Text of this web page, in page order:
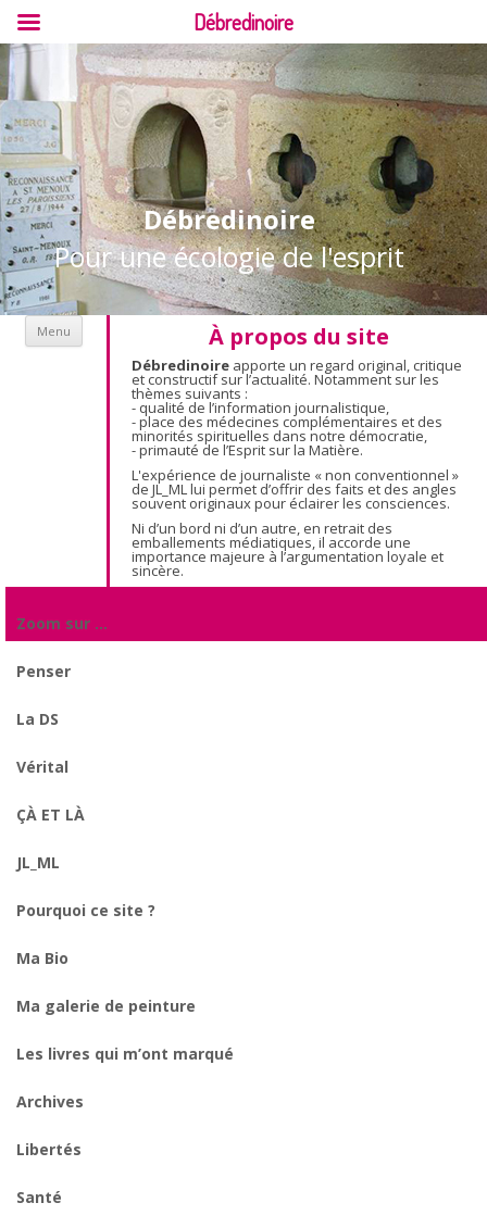
Débredinoire
Pour une écologie de l'esprit
À propos du site
Débredinoire apporte un regard original, critique
et constructif sur l’actualité. Notamment sur les
thèmes suivants :
- qualité de l’information journalistique,
- place des médecines complémentaires et des
minorités spirituelles dans notre démocratie,
- primauté de l’Esprit sur la Matière.
L'expérience de journaliste « non conventionnel »
de JL_ML lui permet d’offrir des faits et des angles
souvent originaux pour éclairer les consciences.
Ni d’un bord ni d’un autre, en retrait des
emballements médiatiques, il accorde une
importance majeure à l’argumentation loyale et
sincère.
Menu Aller au contenu
Zoom sur …
Penser
La DS
Vérital
ÇÀ ET LÀ
JL_ML
Pourquoi ce site ?
Ma Bio
Ma galerie de peinture
Les livres qui m’ont marqué
Archives
Libertés
Santé
Débredinoire